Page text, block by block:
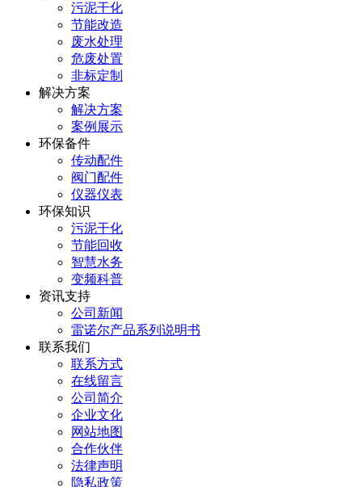
污泥干化
节能改造
废水处理
危废处置
非标定制
解决方案
解决方案
案例展示
环保备件
传动配件
阀门配件
仪器仪表
环保知识
污泥干化
节能回收
智慧水务
变频科普
资讯支持
公司新闻
雷诺尔产品系列说明书
联系我们
联系方式
在线留言
公司简介
企业文化
网站地图
合作伙伴
法律声明
隐私政策